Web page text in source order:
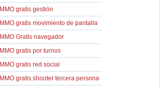
MMO gratis gestión
MMO gratis movimiento de pantalla
MMO Gratis navegador
MMO gratis por turnos
MMO gratis red social
MMO gratis shooter tercera persona